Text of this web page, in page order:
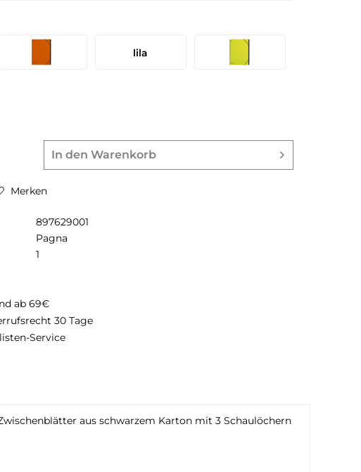
lila
In den Warenkorb
Merken
897629001
Pagna
1
ab 69€
30 Tage
Service
aus schwarzem Karton mit 3 Schaulöchern